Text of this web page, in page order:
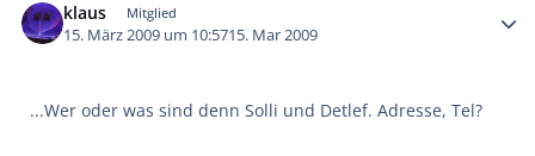
klaus Mitglied
15. März 2009 um 10:5715. Mar 2009
...Wer oder was sind denn Solli und Detlef. Adresse, Tel?